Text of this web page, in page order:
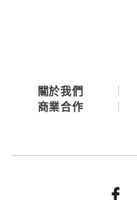
關於我們
商業合作